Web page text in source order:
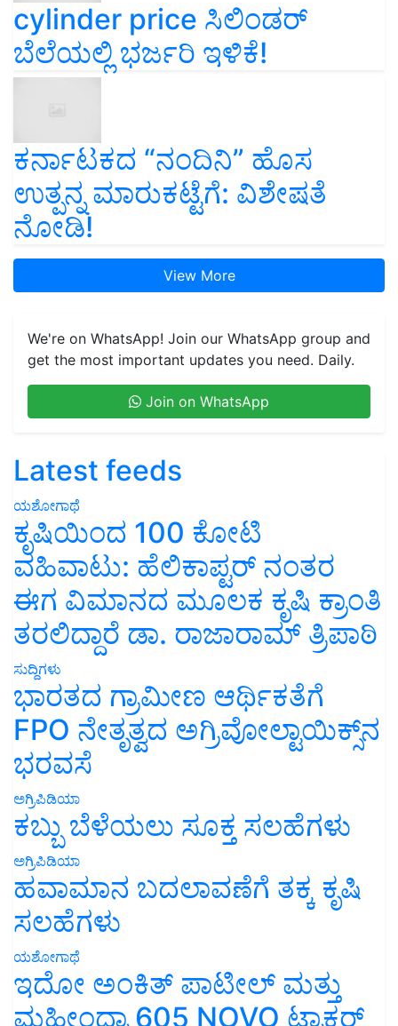
cylinder price ಸಿಲಿಂಡರ್‌
ಬೆಲೆಯಲ್ಲಿ ಭರ್ಜರಿ ಇಳಿಕೆ!
ಕರ್ನಾಟಕದ “ನಂದಿನಿ” ಹೊಸ
ಉತ್ಪನ್ನ ಮಾರುಕಟ್ಟೆಗೆ: ವಿಶೇಷತೆ
ನೋಡಿ!
View More
We're on WhatsApp! Join our WhatsApp group and
get the most important updates you need. Daily.
Join on WhatsApp
Latest feeds
ಯಶೋಗಾಥೆ
ಕೃಷಿಯಿಂದ 100 ಕೋಟಿ
ವಹಿವಾಟು: ಹೆಲಿಕಾಪ್ಟರ್ ನಂತರ
ಈಗ ವಿಮಾನದ ಮೂಲಕ ಕೃಷಿ ಕ್ರಾಂತಿ
ತರಲಿದ್ದಾರೆ ಡಾ. ರಾಜಾರಾಮ್ ತ್ರಿಪಾಠಿ
ಸುದ್ದಿಗಳು
ಭಾರತದ ಗ್ರಾಮೀಣ ಆರ್ಥಿಕತೆಗೆ
FPO ನೇತೃತ್ವದ ಅಗ್ರಿವೋಲ್ಟಾಯಿಕ್ಸ್‌ನ
ಭರವಸೆ
ಅಗ್ರಿಪಿಡಿಯಾ
ಕಬ್ಬು ಬೆಳೆಯಲು ಸೂಕ್ತ ಸಲಹೆಗಳು
ಅಗ್ರಿಪಿಡಿಯಾ
ಹವಾಮಾನ ಬದಲಾವಣೆಗೆ ತಕ್ಕ ಕೃಷಿ
ಸಲಹೆಗಳು
ಯಶೋಗಾಥೆ
ಇದೋ ಅಂಕಿತ್ ಪಾಟೀಲ್ ಮತ್ತು
ಮಹೀಂದ್ರಾ 605 NOVO ಟ್ರಾಕ್ಟರ್